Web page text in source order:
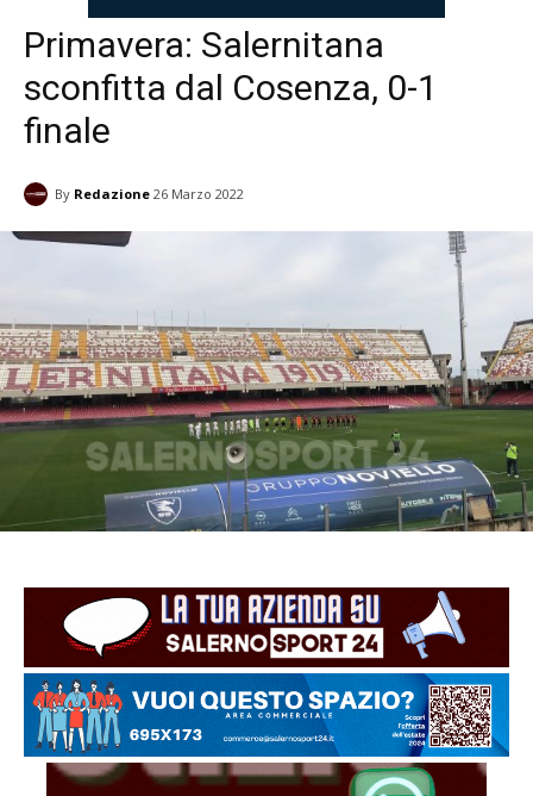
Primavera: Salernitana
sconfitta dal Cosenza, 0-1
finale
By Redazione 26 Marzo 2022